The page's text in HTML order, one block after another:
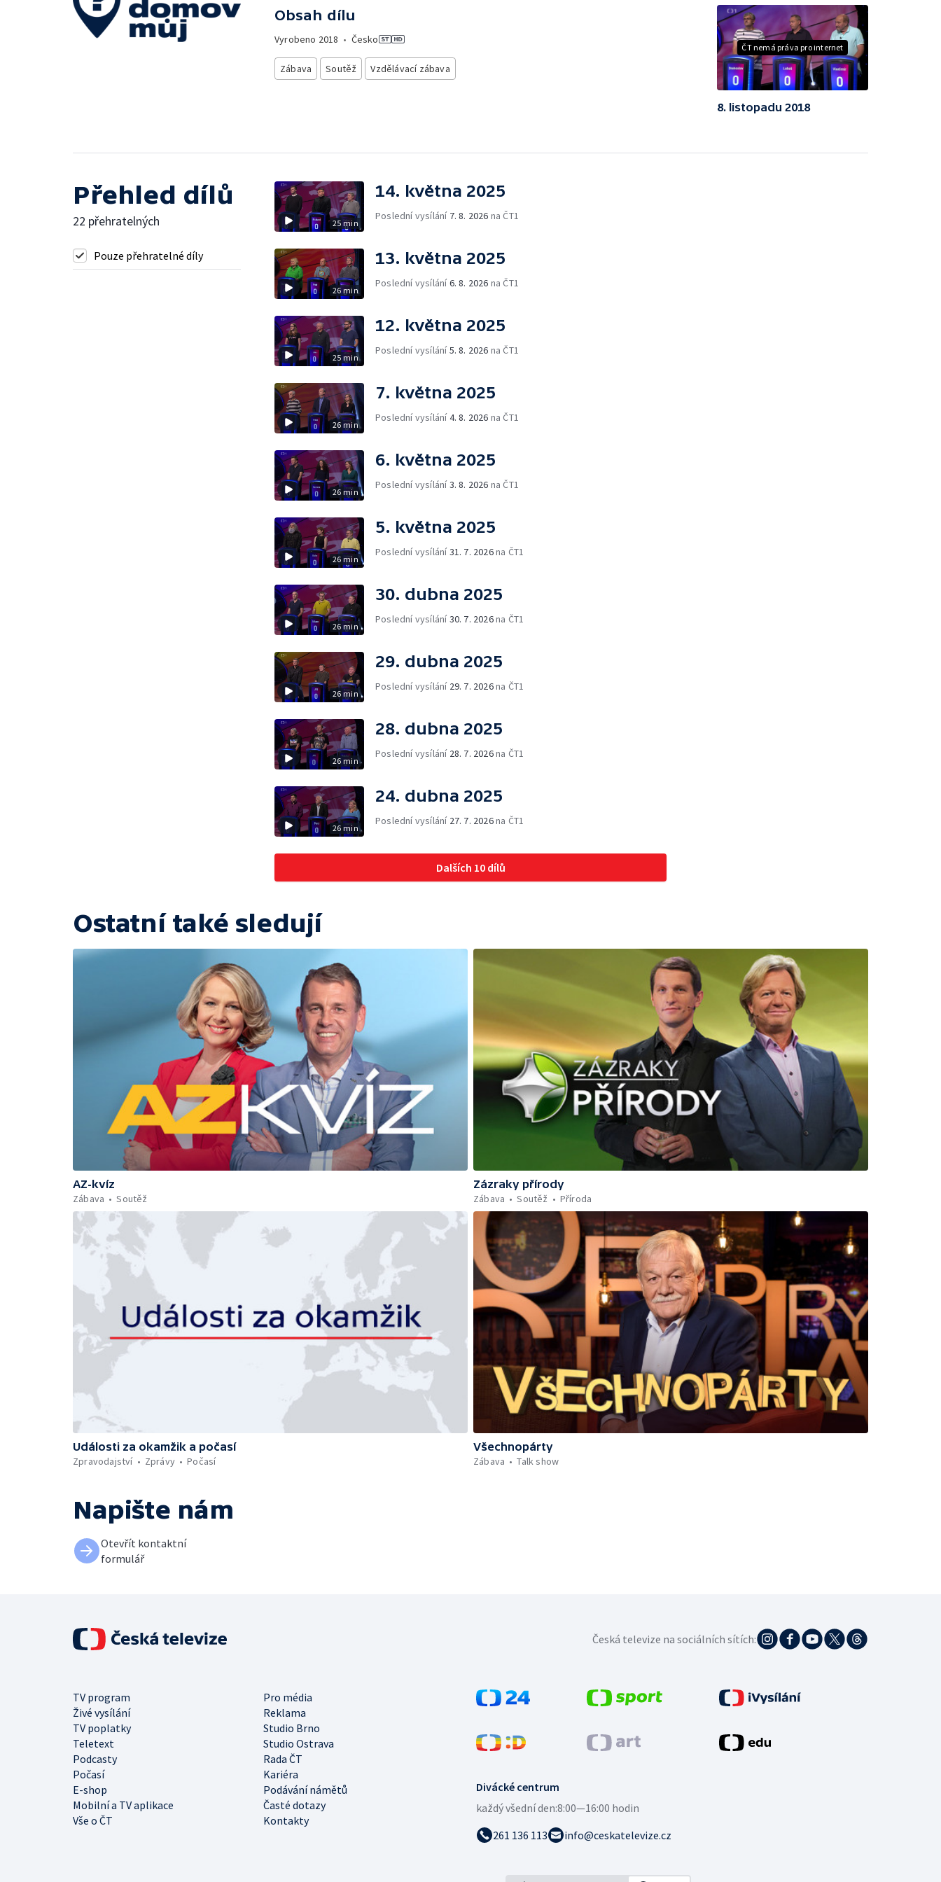
Obsah dílu
Vyrobeno 2018 • Česko
Zábava Soutěž Vzdělávací zábava
ČT nemá práva pro internet
8. listopadu 2018
Přehled dílů
22 přehratelných
Pouze přehratelné díly
25 min
14. května 2025
Poslední vysílání 7. 8. 2026 na ČT1
26 min
13. května 2025
Poslední vysílání6. 8. 2026 na ČT1
25 min
12. května 2025
Poslední vysílání5. 8. 2026 na ČT1
26 min
7. května 2025
Poslední vysílání4. 8. 2026 na ČT1
26 min
6. května 2025
Poslední vysílání3. 8. 2026 na ČT1
26 min
5. května 2025
Poslední vysílání31. 7. 2026na ČT1
26 min
30. dubna 2025
Poslední vysílání30. 7. 2026na ČT1
26 min
29. dubna 2025
Poslední vysílání 29. 7. 2026na ČT1
26 min
28. dubna 2025
Poslední vysílání 28. 7. 2026na ČT1
26 min
24. dubna 2025
Poslední vysílání 27. 7. 2026na ČT1
Dalších 10 dílů
Ostatní také sledují
AZ-kvíz
Zábava
Soutěž
Zázraky přírody
Zábava
Soutěž Příroda
Události za okamžik a počasí
Zpravodajství
Zprávy Počasí
Všechnopárty
Zábava
Talk show
Napište nám
Otevřít kontaktní
formulář
Divácké centrum
každý všední den:8:00—16:00 hodin
261 136 113
info@ceskatelevize.cz
TV program
Pro média
Živé vysílání
Reklama
TV poplatky
Studio Brno
Teletext
Studio Ostrava
Podcasty
Rada ČT
Počasí
Kariéra
E-shop
Podávání námětů
Mobilní a TV aplikace
Časté dotazy
Vše o ČT
Kontakty
Česká televize na sociálních sítích: